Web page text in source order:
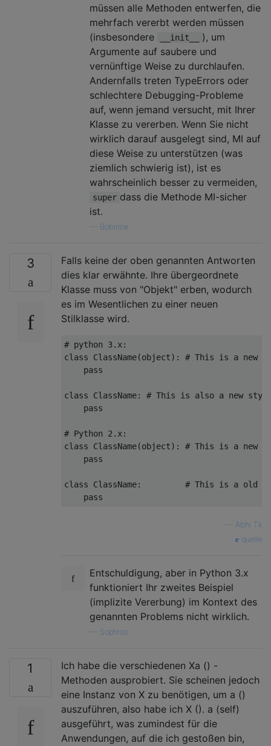
müssen alle Methoden entwerfen, die
mehrfach vererbt werden müssen
(insbesondere
__init__
), um
Argumente auf saubere und
vernünftige Weise zu durchlaufen.
Andernfalls treten TypeErrors oder
schlechtere Debugging-Probleme
auf, wenn jemand versucht, mit Ihrer
Klasse zu vererben. Wenn Sie nicht
wirklich darauf ausgelegt sind, MI auf
diese Weise zu unterstützen (was
ziemlich schwierig ist), ist es
wahrscheinlich besser zu vermeiden,
super dass die Methode MI-sicher
ist.
Bobince
3
Falls keine der oben genannten Antworten
dies klar erwähnte. Ihre übergeordnete
Klasse muss von "Objekt" erben, wodurch
es im Wesentlichen zu einer neuen
Stilklasse wird.
# python 3.x:
class
ClassName(object):
# This is a new
pass
class ClassName:
# This is also a new
pass
# Python 2.x:
class
ClassName(object):
# This is a new
pass
class ClassName:
# This is a old
pass
Abhi Tk
quelle
Entschuldigung, aber in Python 3.x
funktioniert Ihr zweites Beispiel
(implizite Vererbung) im Kontext des
genannten Problems nicht wirklich.
Sophros
1
Ich habe die verschiedenen Xa () -
Methoden ausprobiert. Sie scheinen jedoch
eine Instanz von X zu benötigen, um a ()
auszuführen, also habe ich X (). a (self)
ausgeführt, was zumindest für die
Anwendungen, auf die ich gestoßen bin,